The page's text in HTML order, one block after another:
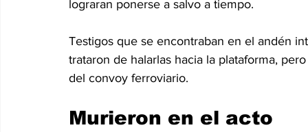
lograran ponerse a salvo a tiempo.
Testigos que se encontraban en el andén
trataron de halarlas hacia la plataforma,
del convoy ferroviario.
Murieron en el acto